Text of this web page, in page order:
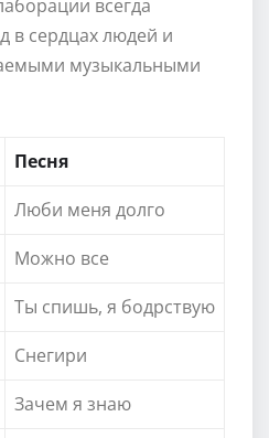
всегда
в сердцах людей и
музыкальными
Песня
Люби меня долго
Можно все
Ты спишь, я бодрствую
Снегири
Зачем я знаю